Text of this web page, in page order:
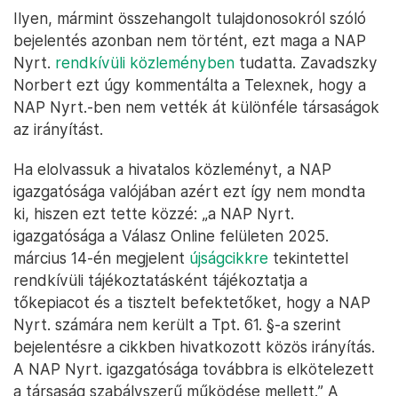
Ilyen, mármint összehangolt tulajdonosokról szóló
bejelentés azonban nem történt, ezt maga a NAP
Nyrt. rendkívüli közleményben tudatta. Zavadszky
Norbert ezt úgy kommentálta a Telexnek, hogy a
NAP Nyrt.-ben nem vették át különféle társaságok
az irányítást.
Ha elolvassuk a hivatalos közleményt, a NAP
igazgatósága valójában azért ezt így nem mondta
ki, hiszen ezt tette közzé: „a NAP Nyrt.
igazgatósága a Válasz Online felületen 2025.
március 14-én megjelent újságcikkre tekintettel
rendkívüli tájékoztatásként tájékoztatja a
tőkepiacot és a tisztelt befektetőket, hogy a NAP
Nyrt. számára nem került a Tpt. 61. §-a szerint
bejelentésre a cikkben hivatkozott közös irányítás.
A NAP Nyrt. igazgatósága továbbra is elkötelezett
a társaság szabályszerű működése mellett.” A